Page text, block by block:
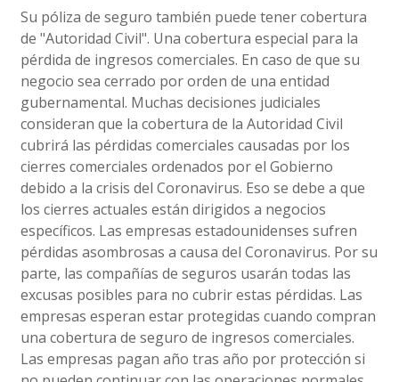
Su póliza de seguro también puede tener cobertura
de "Autoridad Civil". Una cobertura especial para la
pérdida de ingresos comerciales. En caso de que su
negocio sea cerrado por orden de una entidad
gubernamental. Muchas decisiones judiciales
consideran que la cobertura de la Autoridad Civil
cubrirá las pérdidas comerciales causadas por los
cierres comerciales ordenados por el Gobierno
debido a la crisis del Coronavirus. Eso se debe a que
los cierres actuales están dirigidos a negocios
específicos. Las empresas estadounidenses sufren
pérdidas asombrosas a causa del Coronavirus. Por su
parte, las compañías de seguros usarán todas las
excusas posibles para no cubrir estas pérdidas. Las
empresas esperan estar protegidas cuando compran
una cobertura de seguro de ingresos comerciales.
Las empresas pagan año tras año por protección si